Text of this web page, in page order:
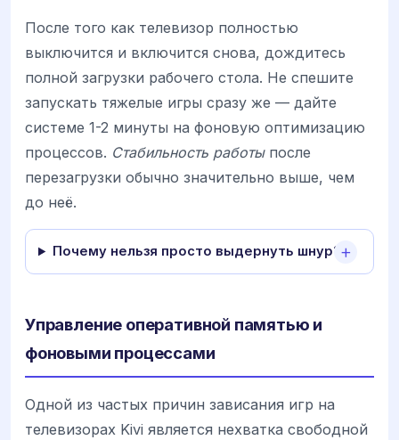
После того как телевизор полностью
выключится и включится снова, дождитесь
полной загрузки рабочего стола. Не спешите
запускать тяжелые игры сразу же — дайте
системе 1-2 минуты на фоновую оптимизацию
процессов. Стабильность работыпосле
перезагрузки обычно значительно выше, чем
до неё.
Почему нельзя просто выдернуть шнур?
Управление оперативной памятью и
фоновыми процессами
Одной из частых причин зависания игр на
телевизорах Kivi является нехватка свободной